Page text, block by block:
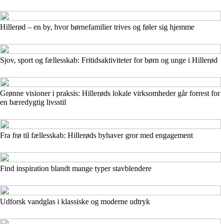
Hillerød – en by, hvor børnefamilier trives og føler sig hjemme
Sjov, sport og fællesskab: Fritidsaktiviteter for børn og unge i Hillerød
Grønne visioner i praksis: Hillerøds lokale virksomheder går forrest for
en bæredygtig livsstil
Fra frø til fællesskab: Hillerøds byhaver gror med engagement
Find inspiration blandt mange typer stavblendere
Udforsk vandglas i klassiske og moderne udtryk